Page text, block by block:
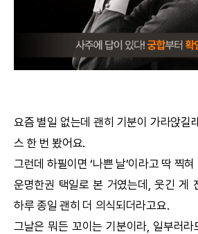
문의사항
요즘 별일 없는데 괜히 기분이 가라앉길
스 한 번 봤어요.
그런데 하필이면 ‘나쁜 날’이라고 딱 찍
운명한권 택일로 본 거였는데, 웃긴 게
하루 종일 괜히 더 의식되더라고요.
그날은 뭐든 꼬이는 기분이라, 일부러